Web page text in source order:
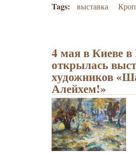
Tags: выставка
4 мая в Киеве
открылась
художников
Алейхем!»